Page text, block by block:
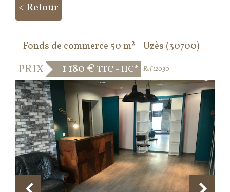
< Retour
Fonds de commerce 50 m² - Uzès (30700)
PRIX 1 180 € TTC - HC* Ref t2030
Coup de coeur